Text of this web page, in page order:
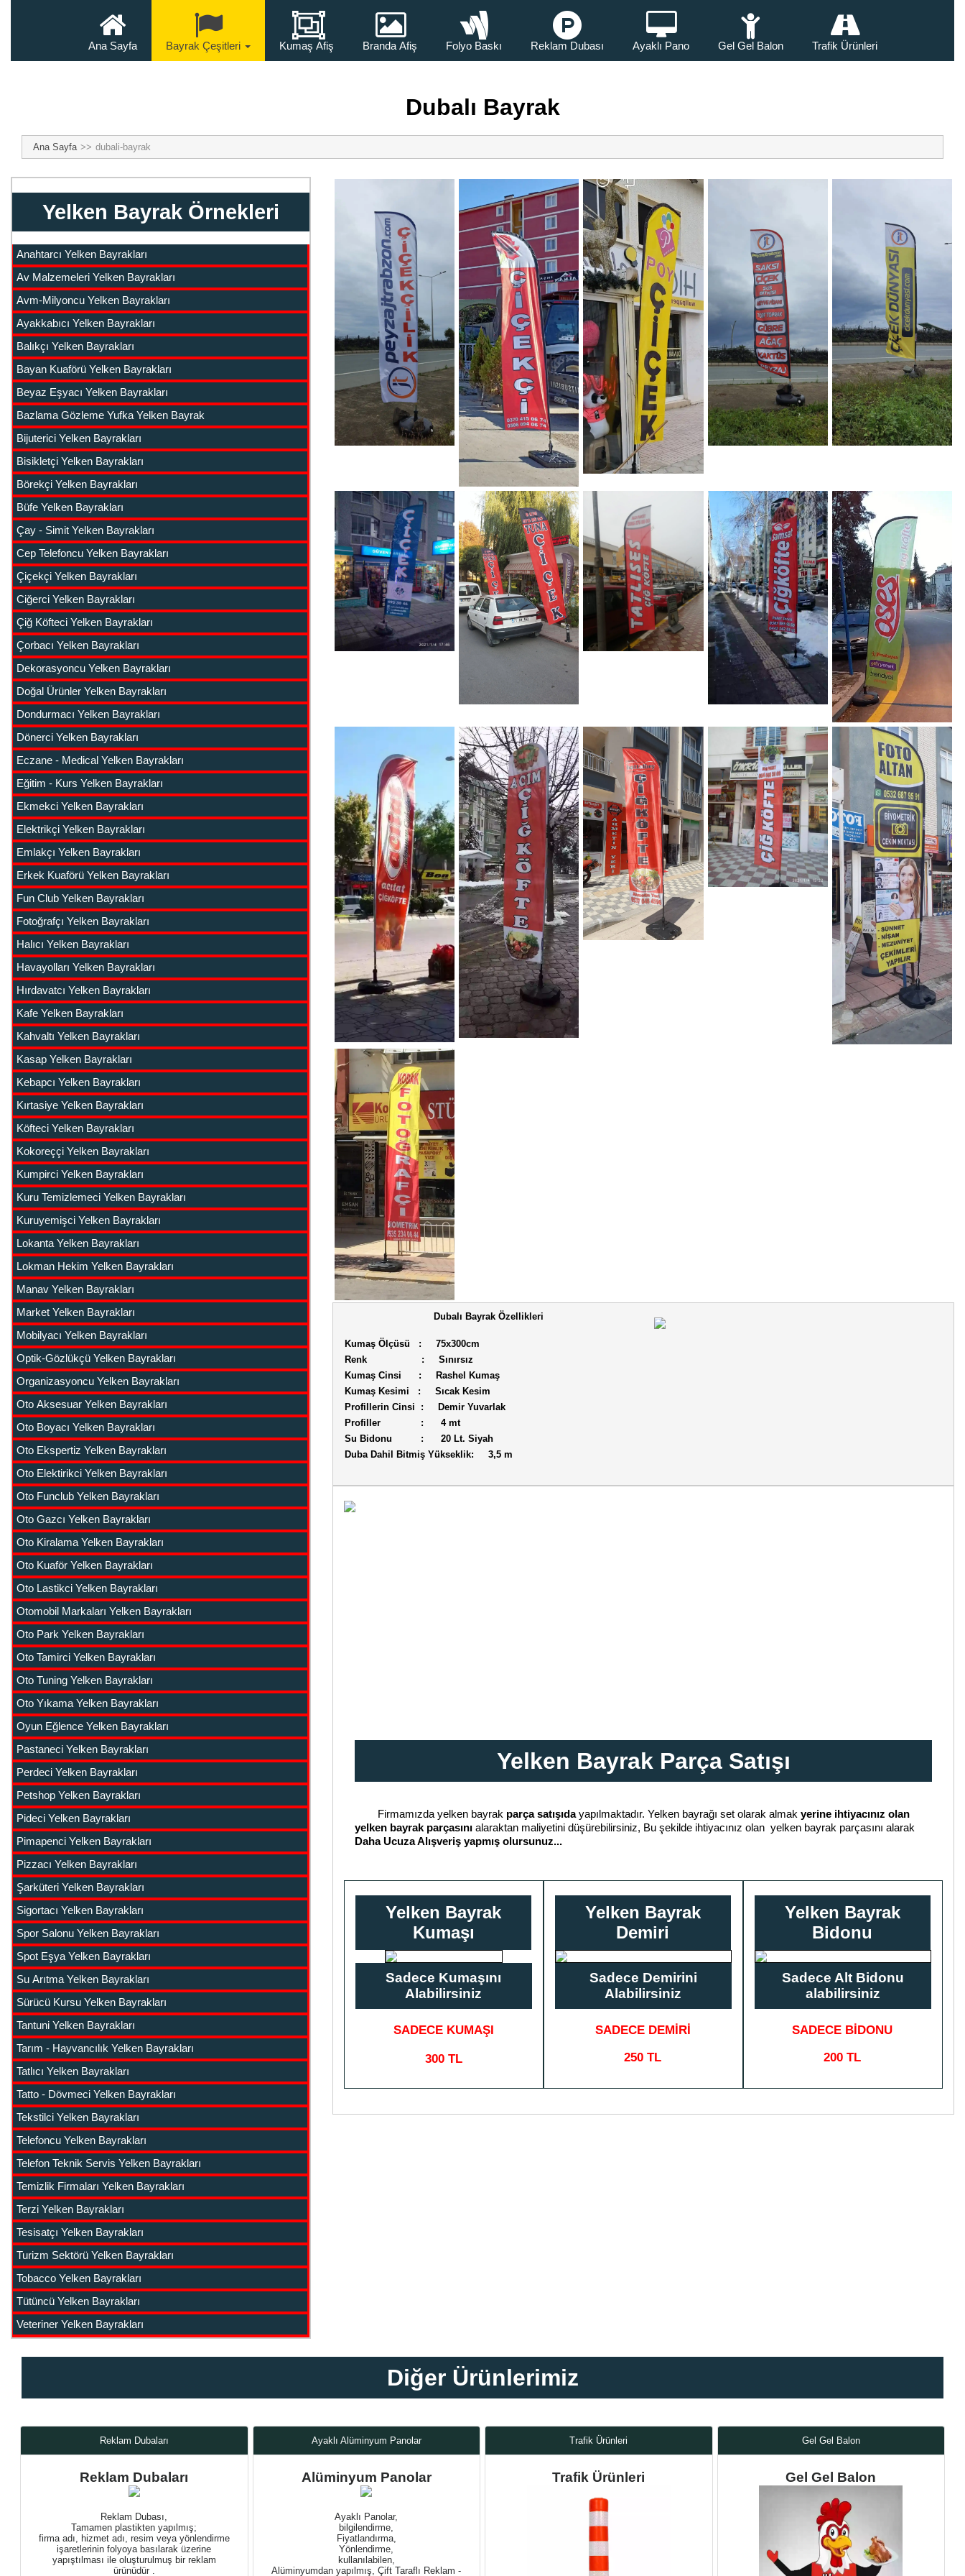
Dubalı Bayrak
Ana Sayfa dubali-bayrak
Yelken Bayrak Örnekleri
Anahtarcı Yelken Bayrakları
Av Malzemeleri Yelken Bayrakları
Avm-Milyoncu Yelken Bayrakları
Ayakkabıcı Yelken Bayrakları
Balıkçı Yelken Bayrakları
Bayan Kuaförü Yelken Bayrakları
Beyaz Eşyacı Yelken Bayrakları
Bazlama Gözleme Yufka Yelken Bayrak
Bijuterici Yelken Bayrakları
Bisikletçi Yelken Bayrakları
Börekçi Yelken Bayrakları
Büfe Yelken Bayrakları
Çay - Simit Yelken Bayrakları
Cep Telefoncu Yelken Bayrakları
Çiçekçi Yelken Bayrakları
Ciğerci Yelken Bayrakları
Çiğ Köfteci Yelken Bayrakları
Çorbacı Yelken Bayrakları
Dekorasyoncu Yelken Bayrakları
Doğal Ürünler Yelken Bayrakları
Dondurmacı Yelken Bayrakları
Dönerci Yelken Bayrakları
Eczane - Medical Yelken Bayrakları
Eğitim - Kurs Yelken Bayrakları
Ekmekci Yelken Bayrakları
Elektrikçi Yelken Bayrakları
Emlakçı Yelken Bayrakları
Erkek Kuaförü Yelken Bayrakları
Fun Club Yelken Bayrakları
Fotoğrafçı Yelken Bayrakları
Halıcı Yelken Bayrakları
Havayolları Yelken Bayrakları
Hırdavatcı Yelken Bayrakları
Kafe Yelken Bayrakları
Kahvaltı Yelken Bayrakları
Kasap Yelken Bayrakları
Kebapcı Yelken Bayrakları
Kırtasiye Yelken Bayrakları
Köfteci Yelken Bayrakları
Kokoreççi Yelken Bayrakları
Kumpirci Yelken Bayrakları
Kuru Temizlemeci Yelken Bayrakları
Kuruyemişci Yelken Bayrakları
Lokanta Yelken Bayrakları
Lokman Hekim Yelken Bayrakları
Manav Yelken Bayrakları
Market Yelken Bayrakları
Mobilyacı Yelken Bayrakları
Optik-Gözlükçü Yelken Bayrakları
Organizasyoncu Yelken Bayrakları
Oto Aksesuar Yelken Bayrakları
Oto Boyacı Yelken Bayrakları
Oto Ekspertiz Yelken Bayrakları
Oto Elektirikci Yelken Bayrakları
Oto Funclub Yelken Bayrakları
Oto Gazcı Yelken Bayrakları
Oto Kiralama Yelken Bayrakları
Oto Kuaför Yelken Bayrakları
Oto Lastikci Yelken Bayrakları
Otomobil Markaları Yelken Bayrakları
Oto Park Yelken Bayrakları
Oto Tamirci Yelken Bayrakları
Oto Tuning Yelken Bayrakları
Oto Yıkama Yelken Bayrakları
Oyun Eğlence Yelken Bayrakları
Pastaneci Yelken Bayrakları
Perdeci Yelken Bayrakları
Petshop Yelken Bayrakları
Pideci Yelken Bayrakları
Pimapenci Yelken Bayrakları
Pizzacı Yelken Bayrakları
Şarküteri Yelken Bayrakları
Sigortacı Yelken Bayrakları
Spor Salonu Yelken Bayrakları
Spot Eşya Yelken Bayrakları
Su Arıtma Yelken Bayrakları
Sürücü Kursu Yelken Bayrakları
Tantuni Yelken Bayrakları
Tarım - Hayvancılık Yelken Bayrakları
Tatlıcı Yelken Bayrakları
Tatto - Dövmeci Yelken Bayrakları
Tekstilci Yelken Bayrakları
Telefoncu Yelken Bayrakları
Telefon Teknik Servis Yelken Bayrakları
Temizlik Firmaları Yelken Bayrakları
Terzi Yelken Bayrakları
Tesisatçı Yelken Bayrakları
Turizm Sektörü Yelken Bayrakları
Tobacco Yelken Bayrakları
Tütüncü Yelken Bayrakları
Veteriner Yelken Bayrakları
Dubalı Bayrak Özellikleri
Kumaş Ölçüsü : 75x300cm
Renk : Sınırsız
Kumaş Cinsi : Rashel Kumaş
Kumaş Kesimi : Sıcak Kesim
Profillerin Cinsi : Demir Yuvarlak
Profiller : 4 mt
Su Bidonu : 20 Lt. Siyah
Duba Dahil Bitmiş Yükseklik: 3,5 m
Yelken Bayrak Parça Satışı
Firmamızda yelken bayrak parça satışıdayapılmaktadır. Yelken bayrağı set olarak almak yerine ihtiyacınız olan
yelken bayrak parçasını alaraktan maliyetini düşürebilirsiniz, Bu şekilde ihtiyacınız olan yelken bayrak parçasını alarak
Daha Ucuza Alışveriş yapmış olursunuz...
Yelken Bayrak
Kumaşı
Sadece Kumaşını
Alabilirsiniz
SADECE KUMAŞI
300 TL
Yelken Bayrak
Demiri
Sadece Demirini
Alabilirsiniz
SADECE DEMİRİ
250 TL
Yelken Bayrak
Bidonu
Sadece Alt Bidonu
alabilirsiniz
SADECE BİDONU
200 TL
Diğer Ürünlerimiz
Reklam Dubaları
Reklam Dubaları
Reklam Dubası,
Tamamen plastikten yapılmış;
firma adı, hizmet adı, resim veya yönlendirme
işaretlerinin folyoya basılarak üzerine
yapıştılması ile oluşturulmuş bir reklam
ürünüdür .
Ayaklı Alüminyum Panolar
Alüminyum Panolar
Ayaklı Panolar,
bilgilendirme,
Fiyatlandırma,
Yönlendirme,
kullanılabilen,
Alüminyumdan yapılmış, Çift Taraflı Reklam -
Trafik Ürünleri
Trafik Ürünleri
Gel Gel Balon
Gel Gel Balon
Ana Sayfa Bayrak Çeşitleri Kumaş Afiş Branda Afiş Folyo Baskı Reklam Dubası Ayaklı Pano Gel Gel Balon Trafik Ürünleri